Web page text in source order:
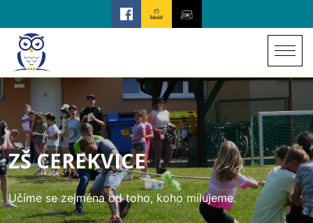
ZŠ CEREKVICE
Učíme se zejména od toho, koho milujeme.